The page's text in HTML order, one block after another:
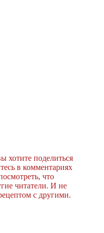
хотите поделиться
в комментариях
что
читатели. И не
с другими.